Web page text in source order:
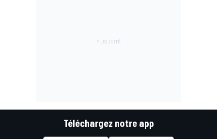
Téléchargez notre app